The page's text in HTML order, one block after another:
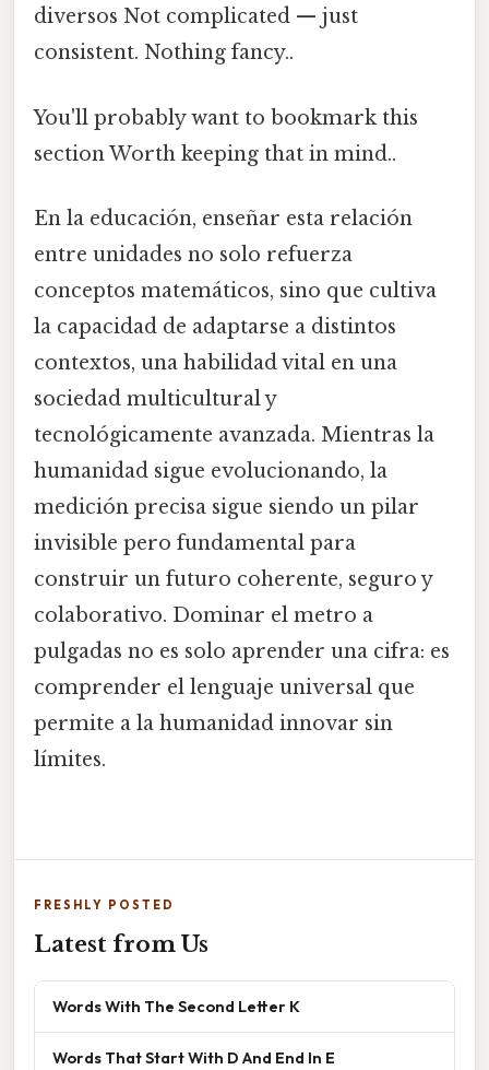
diversos Not complicated — just
consistent. Nothing fancy..
You'll probably want to bookmark this
section Worth keeping that in mind..
En la educación, enseñar esta relación
entre unidades no solo refuerza
conceptos matemáticos, sino que cultiva
la capacidad de adaptarse a distintos
contextos, una habilidad vital en una
sociedad multicultural y
tecnológicamente avanzada. Mientras la
humanidad sigue evolucionando, la
medición precisa sigue siendo un pilar
invisible pero fundamental para
construir un futuro coherente, seguro y
colaborativo. Dominar el metro a
pulgadas no es solo aprender una cifra: es
comprender el lenguaje universal que
permite a la humanidad innovar sin
límites.
FRESHLY POSTED
Latest from Us
Words With The Second Letter K
Words That Start With D And End In E